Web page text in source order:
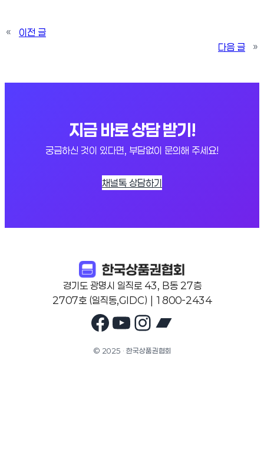
«
이전 글
다음 글
»
지금 바로 상담 받기!
궁금하신 것이 있다면, 부담없이 문의해 주세요!
채널톡 상담하기
경기도 광명시 일직로 43, B동 27층
2707호 (일직동,GIDC) | 1800-2434
Facebook
YouTube
Instagram
© 2025 · 한국상품권협회